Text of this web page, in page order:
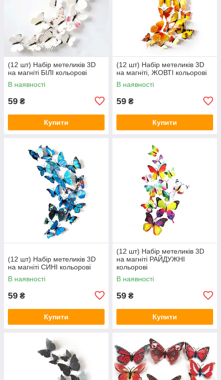
(12 шт) Набір метеликів 3D
на магніті БІЛІ кольорові
В наявності
59 ₴
Купити
(12 шт) Набір метеликів 3D
на магніті, ЖОВТІ кольорові
В наявності
59 ₴
Купити
(12 шт) Набір метеликів 3D
на магніті СИНІ кольорові
В наявності
59 ₴
Купити
(12 шт) Набір метеликів 3D
на магніті РАЙДУЖНІ
кольорові
В наявності
59 ₴
Купити